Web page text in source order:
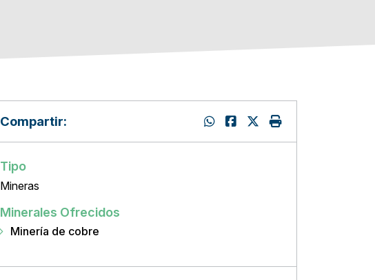
Compartir:
Tipo
Mineras
Minerales Ofrecidos
Minería de cobre